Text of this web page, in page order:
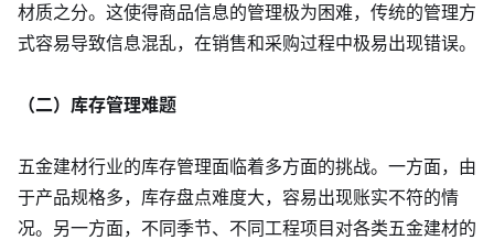
关于我们
材质之分。这使得商品信息的管理极为困难，传统的管理方
式容易导致信息混乱，在销售和采购过程中极易出现错误。
（二）库存管理难题
五金建材行业的库存管理面临着多方面的挑战。一方面，由
于产品规格多，库存盘点难度大，容易出现账实不符的情
况。另一方面，不同季节、不同工程项目对各类五金建材的